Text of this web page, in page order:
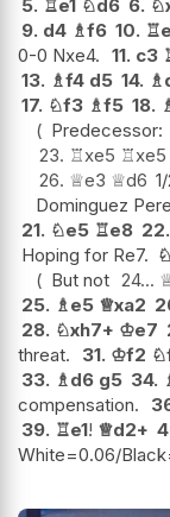
5. ♖e1 ♘d6 6. ♘
9. d4 ♗f6 10. ♖
0-0 Nxe4. 11. c3
13. ♗f4 d5 14. ♗
17. ♘f3 ♗f5 18.
Predecessor:
23. ♖xe5 ♖xe5
26. ♕e3 ♕d6
Dominguez
21. ♘e5 ♖e8 22.
Hoping for Re7. ♘
But not 24...
25. ♗e5 ♕xa2
28. ♘xh7+ ♔e7
threat.
31. ♔f2 ♘
33. ♗d6 g5 34.
compensation.
39. ♖e1! ♕d2+
White=0.06/